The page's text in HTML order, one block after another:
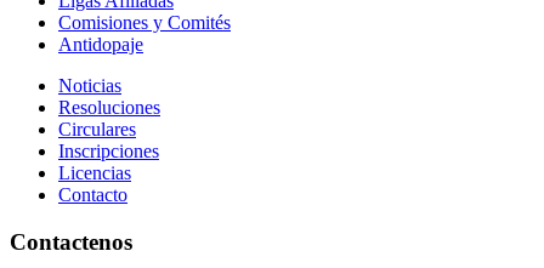
Comisiones y Comités
Antidopaje
Noticias
Resoluciones
Circulares
Inscripciones
Licencias
Contacto
Contactenos